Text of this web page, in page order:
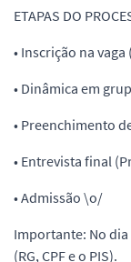
ETAPAS DO
• Inscrição na
• Dinâmica em
• Preenchimento
• Entrevista final
• Admissão \o/
Importante: No
(RG, CPF e o PIS).